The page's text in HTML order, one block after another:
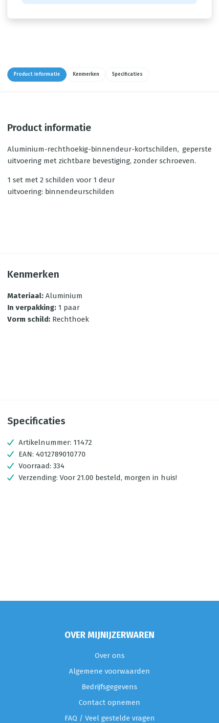
Product informatie Kenmerken Specificaties
Product informatie
Aluminium-rechthoekig-binnendeur-kortschilden, geperste
uitvoering met zichtbare bevestiging, zonder schroeven.
1 set met 2 schilden voor 1 deur
uitvoering: binnendeurschilden
Kenmerken
Materiaal: Aluminium
In verpakking: 1 paar
Vorm schild: Rechthoek
Specificaties
Artikelnummer: 11472
EAN: 4012789010770
Voorraad: 334
Verzending: Voor 21.00 besteld, morgen in huis!
OVER MIJNIJZERWAREN
Over ons
Algemene voorwaarden
Bedrijfsgegevens
Contact opnemen
FAQ / Veel gestelde vragen